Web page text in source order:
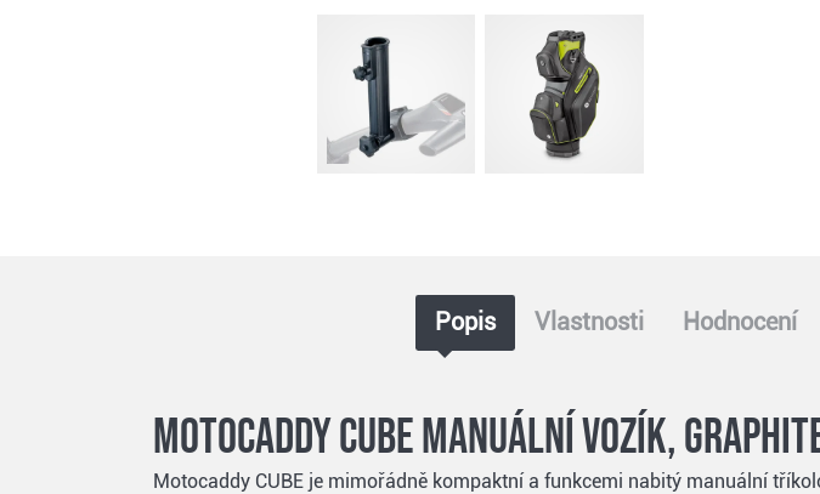
Popis Vlastnosti Hodnocení
Motocaddy CUBE manuální vozík,
Motocaddy CUBE je mimořádně kompaktní a funkcemi nabitý manuální